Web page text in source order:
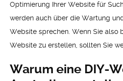
Optimierung Ihrer Website für
werden auch über die Wartung
Website sprechen. Wenn Sie also
Website zu erstellen, sollten Sie
Warum eine DIY-